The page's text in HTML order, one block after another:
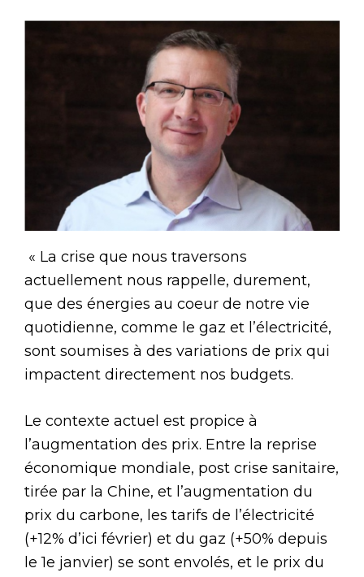
« La crise que nous traversons
actuellement nous rappelle, durement,
que des énergies au coeur de notre vie
quotidienne, comme le gaz et l’électricité,
sont soumises à des variations de prix qui
impactent directement nos budgets.
Le contexte actuel est propice à
l’augmentation des prix. Entre la reprise
économique mondiale, post crise sanitaire,
tirée par la Chine, et l’augmentation du
prix du carbone, les tarifs de l’électricité
(+12% d’ici février) et du gaz (+50% depuis
le 1e janvier) se sont envolés, et le prix du